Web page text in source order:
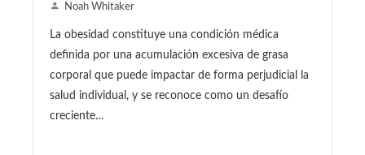
Noah Whitaker
La obesidad constituye una condición médica
definida por una acumulación excesiva de grasa
corporal que puede impactar de forma perjudicial la
salud individual, y se reconoce como un desafío
creciente…